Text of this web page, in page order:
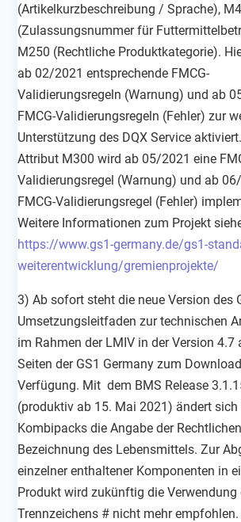
(Artikelkurzbeschreibung / Sprache),
(Zulassungsnummer für
M250 (Rechtliche Produktkategorie).
ab 02/2021 entsprechende FMCG-
Validierungsregeln (Warnung) und ab
FMCG-Validierungsregeln (Fehler) zur
Unterstützung des DQX Service
Attribut M300 wird ab 05/2021 eine
Validierungsregel (Warnung) und ab
FMCG-Validierungsregel (Fehler)
Weitere Informationen zum Projekt
https://www.gs1-germany.de/gs1-
weiterentwicklung/gremienprojekte/
3) Ab sofort steht die neue Version des
Umsetzungsleitfaden zur technischen
im Rahmen der LMIV in der Version 4.7
Seiten der GS1 Germany zum
Verfügung. Mit dem BMS Release
(produktiv ab 15. Mai 2021) ändert
Kombipacks die Angabe der Rechtlichen
Bezeichnung des Lebensmittels. Zur
einzelner enthaltener Komponenten in
Produkt wird zukünftig die Verwendung
Trennzeichens # nicht mehr